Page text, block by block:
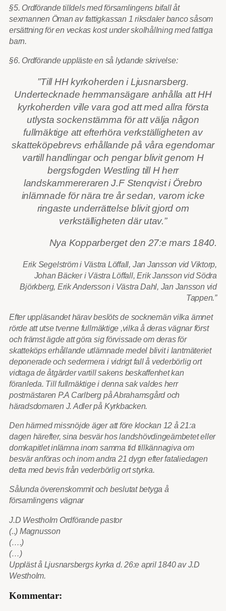
§5. Ordförande tilldels med församlingens bifall åt
sexmannen Öman av fattigkassan 1 riksdaler banco såsom
ersättning för en veckas kost under skolhållning med fattiga
barn.
§6. Ordförande uppläste en så lydande skrivelse:
”Till HH kyrkoherden i Ljusnarsberg.
Undertecknade hemmansägare anhålla att HH
kyrkoherden ville vara god att med allra första
utlysta sockenstämma för att välja någon
fullmäktige att efterhöra verkställigheten av
skatteköpebrevs erhållande på våra egendomar
vartill handlingar och pengar blivit genom H
bergsfogden Westling till H herr
landskammereraren J.F Stenqvist i Örebro
inlämnade för nära tre år sedan, varom icke
ringaste underrättelse blivit gjord om
verkställigheten där utav.”
Nya Kopparberget den 27:e mars 1840.
Erik Segelström i Västra Löffall, Jan Jansson vid Viktorp,
Johan Bäcker i Västra Löffall, Erik Jansson vid Södra
Björkberg, Erik Andersson i Västra Dahl, Jan Jansson vid
Tappen.”
Efter uppläsandet härav beslöts de socknemän vilka ämnet
rörde att utse tvenne fullmäktige ,vilka å deras vägnar först
och främst ägde att göra sig förvissade om deras för
skatteköps erhållande utlämnade medel blivit i lantmäteriet
deponerade och sedermera i vidrigt fall å vederbörlig ort
vidtaga de åtgärder vartill sakens beskaffenhet kan
föranleda. Till fullmäktige i denna sak valdes herr
postmästaren P.A Carlberg på Abrahamsgård och
häradsdomaren J. Adler på Kyrkbacken.
Den härmed missnöjde äger att före klockan 12 å 21:a
dagen härefter, sina besvär hos landshövdingeämbetet eller
domkapitlet inlämna inom samma tid tillkännagiva om
besvär anföras och inom andra 21 dygn efter fataliedagen
detta med bevis från vederbörlig ort styrka.
Sålunda överenskommit och beslutat betyga å
församlingens vägnar
J.D Westholm Ordförande pastor
(..) Magnusson
(….)
(…)
Uppläst å Ljusnarsbergs kyrka d. 26:e april 1840 av J.D
Westholm.
Kommentar: